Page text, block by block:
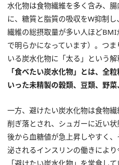
水化物は食物繊維を多く含み、
に、糖質と脂質の吸収をW抑制
繊維の総摂取量が多い人ほど
で明らかになっています）。つ
いる炭水化物に「太る」という解
「食べたい炭水化物」とは、全
いった未精製の穀類、豆類、野
一方、避けたい炭水化物は食物
削ぎ落とされ、シュガーに近い
後から血糖値が急上昇しやすく
泌されるインスリンの働きによ